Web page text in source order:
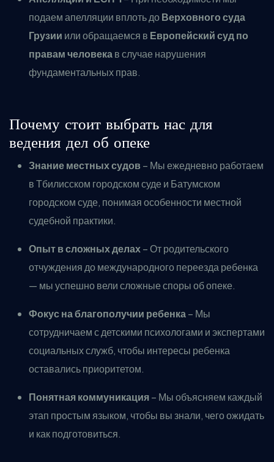
подаем апелляции вплоть доВерховного суда
Грузии или обращаемся в Европейский суд по
правам человекав случае нарушения
фундаментальных прав.
Почему стоит выбрать нас для
ведения дел об опеке
Знание местных судов – Мы ежедневно работаем
в Тбилисском городском суде и Батумском
городском суде, понимая особенности местной
судебной практики.
Опыт в сложных делах– От родительского
отчуждения до международного переезда ребенка
— мы успешно вели сложные споры об опеке.
Фокус на благополучии ребенка– Мы
сотрудничаем с детскими психологами и экспертами
социальных служб, чтобы интересы ребенка
оставались приоритетом.
Понятная коммуникация– Мы объясняем каждый
этап простым языком, чтобы вы знали, чего ожидать
и как подготовиться.